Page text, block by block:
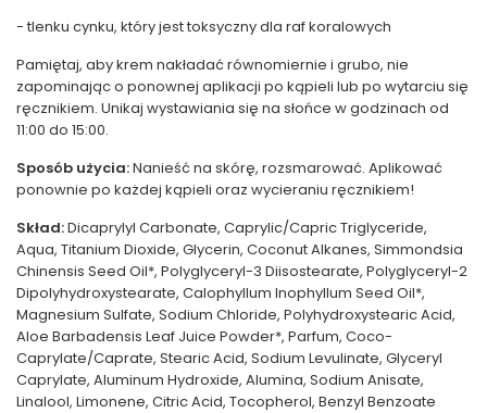
- tlenku cynku, który jest toksyczny dla raf koralowych
Pamiętaj, aby krem ​​nakładać równomiernie i grubo, nie
zapominając o ponownej aplikacji po kąpieli lub po wytarciu się
ręcznikiem. Unikaj wystawiania się na słońce w godzinach od
11:00 do 15:00.
Sposób użycia:Nanieść na skórę, rozsmarować. Aplikować
ponownie po każdej kąpieli oraz wycieraniu ręcznikiem!
Skład:Dicaprylyl Carbonate, Caprylic/Capric Triglyceride,
Aqua, Titanium Dioxide, Glycerin, Coconut Alkanes, Simmondsia
Chinensis Seed Oil*, Polyglyceryl-3 Diisostearate, Polyglyceryl-2
Dipolyhydroxystearate, Calophyllum Inophyllum Seed Oil*,
Magnesium Sulfate, Sodium Chloride, Polyhydroxystearic Acid,
Aloe Barbadensis Leaf Juice Powder*, Parfum, Coco-
Caprylate/Caprate, Stearic Acid, Sodium Levulinate, Glyceryl
Caprylate, Aluminum Hydroxide, Alumina, Sodium Anisate,
Linalool, Limonene, Citric Acid, Tocopherol, Benzyl Benzoate